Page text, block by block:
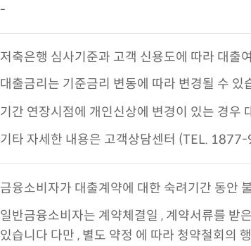
-
저축은행 심사기준과 고객 신용도에 따라 대출
대출금리는 기준금리 변동에 따라 변경될 수 있
기간 연장시점에 개인신상에 변경이 있는 경우
기타 자세한 내용은 고객상담센터 (TEL.
금융소비자가 대출계약에 대한 숙려기간 동안
일반금융소비자는 계약체결일 , 계약서류를 받
있습니다 다만 , 별도 약정 에 따라 청약철회의